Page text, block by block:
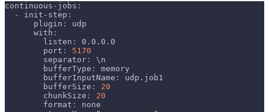
continuous-jobs :
-
init-step :
plugin :
udp
with :
listen :
0.0.0.0
port :
5170
separator :
\n
bufferType :
memory
bufferInputName :
udp.job1
bufferSize :
20
chunkSize :
20
format :
none